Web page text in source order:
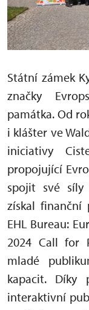
Státní zámek
značky
památka. Od
i klášter ve
iniciativy
propojující
spojit své síly
získal finanční
EHL Bureau:
2024 Call for
mladé
kapacit. Díky
interaktivní